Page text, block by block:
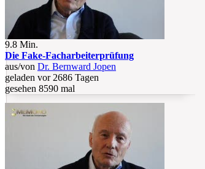
9.8 Min.
Die Fake-Facharbeiterprüfung
aus/von Dr. Bernward Jopen
geladen vor 2686 Tagen
gesehen 8590 mal